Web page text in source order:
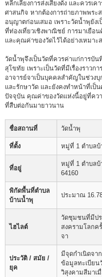
หลีกเลี่ยงการส่งเสียงดัง และควร
ศาสนกิจ หากต้องการถ่ายภาพพร
อนุญาตก่อนเสมอ เพราะวัดน้ำพุยัง
ที่ท่องเที่ยวเชิงพาณิชย์ การมาเยือ
และคุณค่าของวัดไว้ได้อย่างเหมาะ
วัดน้ำพุจึงเป็นวัดที่ควรค่าแก่การบัน
สุโขทัย เพราะเป็นวัดที่มีเรื่องราวก
อาจารย์จาเป็นบุคคลสำคัญในช่วงบุ
และรักษาวัด และยังคงทำหน้าที่เ
ปัจจุบัน คุณค่าของวัดแห่งนี้อยู่ที่ควา
ที่สืบต่อกันมายาวนาน
ชื่อสถานที่ วัดน้ำพุ
ที่ตั้ง หมู่ที่ 1 ตำบลบ้
ที่อยู่
หมู่ที่ 1 ตำบลบ้
64160
พิกัดพื้นที่ตำบล
บ้านน้ำพุ
ประมาณ
ไฮไลต์
วัดชุมชนที่มีปร
สงครามโลกค
จา
ประวัติ / สมัย /
ยุค
มีจุดกำเนิดจา
ข้อมูลทะเบียน
วิสุงคามสีมาเ